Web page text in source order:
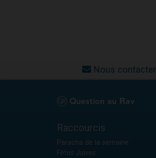
Nous contacter
Raccourcis
Paracha de la semaine
Fêtes Juives